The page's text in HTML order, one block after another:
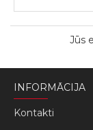
Jūs
INFORMĀCIJA
Kontakti